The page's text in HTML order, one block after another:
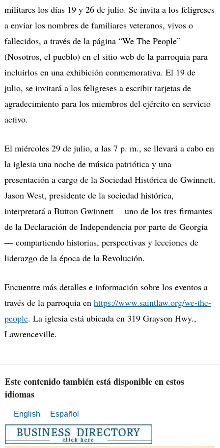
militares los días 19 y 26 de julio. Se invita a los feligreses
a enviar los nombres de familiares veteranos, vivos o
fallecidos, a través de la página “We The People”
(Nosotros, el pueblo) en el sitio web de la parroquia para
incluirlos en una exhibición conmemorativa. El 19 de
julio, se invitará a los feligreses a escribir tarjetas de
agradecimiento para los miembros del ejército en servicio
activo.
El miércoles 29 de julio, a las 7 p. m., se llevará a cabo en
la iglesia una noche de música patriótica y una
presentación a cargo de la Sociedad Histórica de Gwinnett.
Jason West, presidente de la sociedad histórica,
interpretará a Button Gwinnett —uno de los tres firmantes
de la Declaración de Independencia por parte de Georgia
— compartiendo historias, perspectivas y lecciones de
liderazgo de la época de la Revolución.
Encuentre más detalles e información sobre los eventos a
través de la parroquia en https://www.saintlaw.org/we-the-
people. La iglesia está ubicada en 319 Grayson Hwy.,
Lawrenceville.
Este contenido también está disponible en estos
idiomas
English Español